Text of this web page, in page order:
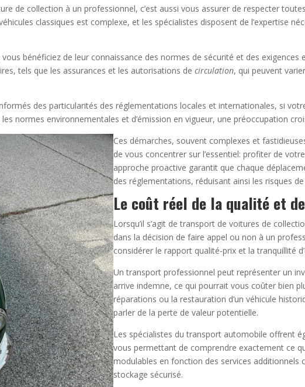
de collection à un professionnel, c’est aussi vous assurer de respecter
classiques est complexe, et les spécialistes disposent de l’expertise
bénéficiez de leur connaissance des normes de sécurité et des
tels que les assurances et les autorisations decirculation, qui peuvent
des particularités des réglementations locales et internationales, si
normes environnementales et d’émission en vigueur, une préoccupation
Ces démarches, souvent complexes et
de vous concentrer sur l’essentiel: profiter de
approche proactive garantit que chaque
des réglementations, réduisant ainsi les risques
Le coût réel de la qualité et
Lorsqu’il s’agit de transport de voitures de
dans la décision de faire appel ou non à un
considérer le rapport qualité-prix et la tranquillité
Un transport professionnel peut représenter un
arrive indemne, ce qui pourrait vous coûter bien
réparations ou la restauration d’un véhicule
parler de la perte de valeur potentielle.
Les spécialistes du transport automobile offrent
vous permettant de comprendre exactement ce
modulables en fonction des services additionnels
stockage sécurisé.